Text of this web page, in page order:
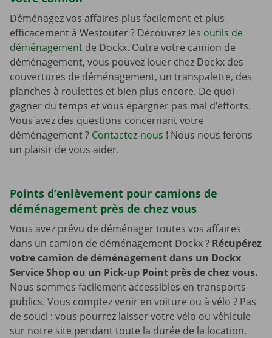
Déménagez vos affaires plus facilement et plus
efficacement à Westouter ? Découvrez les outils de
déménagement de Dockx. Outre votre camion de
déménagement, vous pouvez louer chez Dockx des
couvertures de déménagement, un transpalette, des
planches à roulettes et bien plus encore. De quoi
gagner du temps et vous épargner pas mal d’efforts.
Vous avez des questions concernant votre
déménagement ? Contactez-nous ! Nous nous ferons
un plaisir de vous aider.
Points d’enlèvement pour camions de
déménagement près de chez vous
Vous avez prévu de déménager toutes vos affaires
dans un camion de déménagement Dockx ? Récupérez
votre camion de déménagement dans un Dockx
Service Shop ou un Pick-up Point près de chez vous.
Nous sommes facilement accessibles en transports
publics. Vous comptez venir en voiture ou à vélo ? Pas
de souci : vous pourrez laisser votre vélo ou véhicule
sur notre site pendant toute la durée de la location.